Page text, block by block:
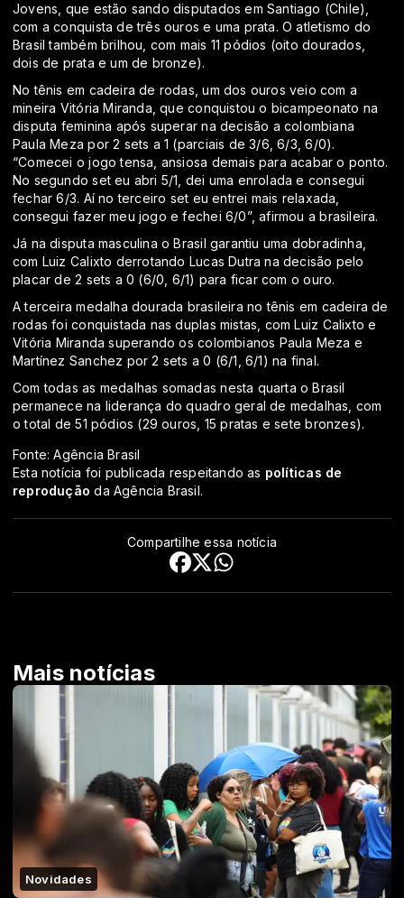
Jovens, que estão sando disputados em Santiago (Chile),
com a conquista de três ouros e uma prata. O atletismo do
Brasil também brilhou, com mais 11 pódios (oito dourados,
dois de prata e um de bronze).
No tênis em cadeira de rodas, um dos ouros veio com a
mineira Vitória Miranda, que conquistou o bicampeonato na
disputa feminina após superar na decisão a colombiana
Paula Meza por 2 sets a 1 (parciais de 3/6, 6/3, 6/0).
“Comecei o jogo tensa, ansiosa demais para acabar o ponto.
No segundo set eu abri 5/1, dei uma enrolada e consegui
fechar 6/3. Aí no terceiro set eu entrei mais relaxada,
consegui fazer meu jogo e fechei 6/0”, afirmou a brasileira.
Já na disputa masculina o Brasil garantiu uma dobradinha,
com Luiz Calixto derrotando Lucas Dutra na decisão pelo
placar de 2 sets a 0 (6/0, 6/1) para ficar com o ouro.
A terceira medalha dourada brasileira no tênis em cadeira de
rodas foi conquistada nas duplas mistas, com Luiz Calixto e
Vitória Miranda superando os colombianos Paula Meza e
Martínez Sanchez por 2 sets a 0 (6/1, 6/1) na final.
Com todas as medalhas somadas nesta quarta o Brasil
permanece na liderança do quadro geral de medalhas, com
o total de 51 pódios (29 ouros, 15 pratas e sete bronzes).
Fonte: Agência Brasil
Esta notícia foi publicada respeitando as políticas de
reprodução da Agência Brasil.
Compartilhe essa notícia
Mais notícias
Novidades